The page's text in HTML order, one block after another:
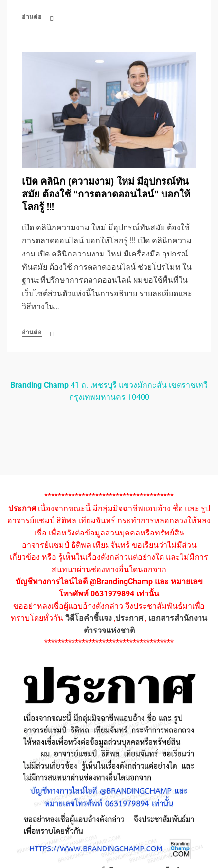
อ่านต่อ
เปิด คลินิก (ความงาม) ใหม่ มีอุปกรณ์ทัน
สมัย ต้องใช้ “การตลาดออนไลน์” บอกให้
โลกรู้ !!!
เปิด คลินิกความงาม ใหม่ มีอุปกรณ์ทันสมัย ต้องใช้
การตลาดออนไลน์ บอกให้โลกรู้ !!! เปิด คลินิกความ
งาม เปิด คลินิกความงาม ใหม่ มีเครื่องมือ อุปกรณ์
ทันสมัย ต้องใช้ การตลาดออนไลน์ ช่วยโปรโมท ใน
ฐานะที่ปรึกษาการตลาดออนไลน์ ผมขอใช้พื้นที่ใน
เว็บไซต์ส่วนตัวแห่งนี้ในการอธิบาย รายละเอียดและ
วิธีทางใน…
อ่านต่อ
Branding Champ 41 ถ. เพชรบุรี แขวงมักกะสัน เขตราชเทวี
กรุงเทพมหานคร 10400
**************************************
ประกาศเนื่องจากขณะนี้ มีกลุ่มมิจฉาชีพแอบอ้าง ชื่อ และ รูป
อาจารย์แชมป์ ธิติพล เทียมจันทร์ กระทำการหลอกลวงให้หลง
เชื่อ เพื่อหวังต่อข้อมูลส่วนบุคคลหรือทรัพย์สิน
อาจารย์แชมป์ ธิติพล เทียมจันทร์ ขอเรียนว่าไม่มีส่วน
เกี่ยวข้อง หรือ รู้เห็นในเรื่องดังกล่าวแต่อย่างใด และไม่มีการ
สนทนาผ่านช่องทางอื่นใดนอกจาก
บัญชีทางการไลน์ไอดี @BrandingChamp และ หมายเลข
โทรศัพท์ 0631979894 เท่านั้น
ขออย่าหลงเชื่อผู้แอบอ้างดังกล่าว จึงประชาสัมพันธ์มาเพื่อ
ทราบโดยทั่วกัน วิดีโอคำชี้แจง ,ประกาศ, เอกสารสำนักงาน
ตำรวจแห่งชาติ
**************************************